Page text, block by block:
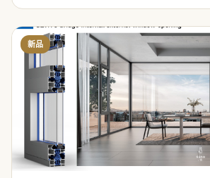
新品